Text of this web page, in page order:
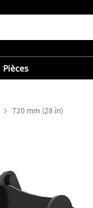
Pièces
720 mm (28 in)